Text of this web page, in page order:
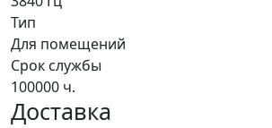
Тип
Для помещений
Срок службы
100000 ч.
Доставка